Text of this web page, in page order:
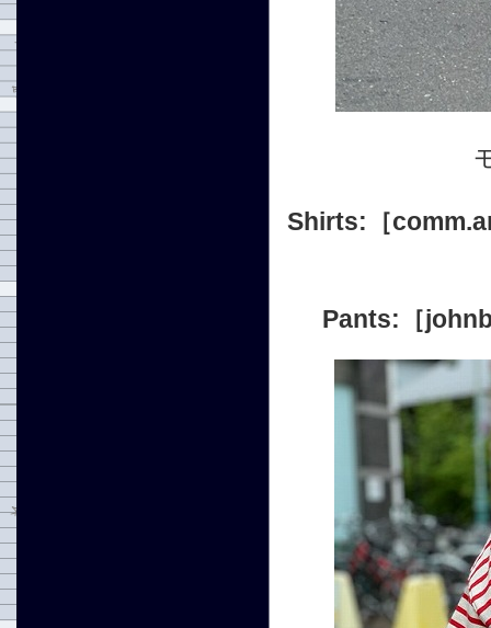
Shirts: ［
Pants: ［